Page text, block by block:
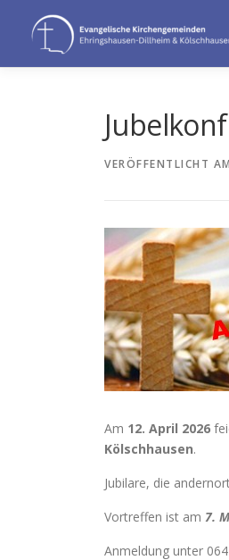
springen
VERÖFFENTLICHT AM
Am 12. April 2026
Kölschhausen.
Jubilare, die
Vortreffen ist am 7.
Anmeldung unter